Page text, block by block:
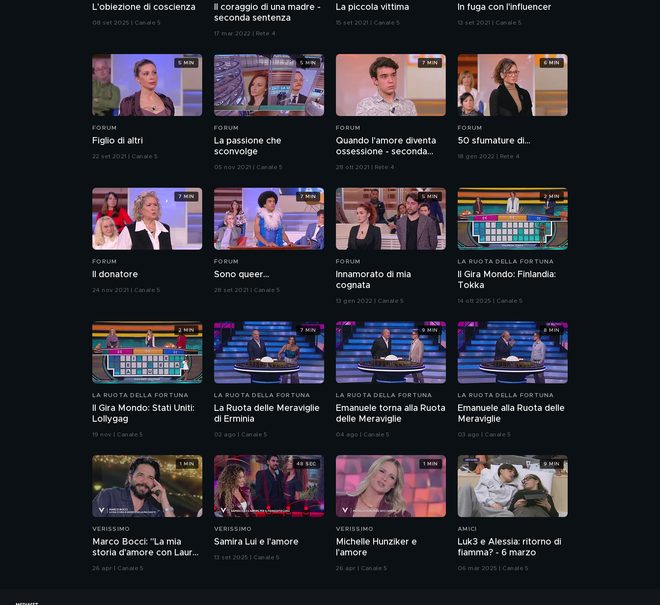
L'obiezione di coscienza
08 set 2025 | Canale 5
Il coraggio di una madre -
seconda sentenza
17 mar 2022 | Rete 4
La piccola vittima
15 set 2021 | Canale 5
In fuga con l'influencer
13 set 2021 | Canale 5
FORUM
Figlio di altri
22 set 2021 | Canale 5
5 MIN
FORUM
La passione che
sconvolge
05 nov 2021 | Canale 5
5 MIN
FORUM
Quando l'amore diventa
ossessione - seconda
sentenza
28 ott 2021 | Rete 4
7 MIN
FORUM
50 sfumature di...
18 gen 2022 | Rete 4
6 MIN
FORUM
Il donatore
24 nov 2021 | Canale 5
7 MIN
FORUM
Sono queer...
28 set 2021 | Canale 5
7 MIN
FORUM
Innamorato di mia
cognata
13 gen 2022 | Canale 5
5 MIN
LA RUOTA DELLA FORTUNA
Il Gira Mondo: Finlandia:
Tokka
14 ott 2025 | Canale 5
2 MIN
LA RUOTA DELLA FORTUNA
Il Gira Mondo: Stati Uniti:
Lollygag
19 nov | Canale 5
2 MIN
LA RUOTA DELLA FORTUNA
La Ruota delle Meraviglie
di Erminia
02 ago | Canale 5
7 MIN
LA RUOTA DELLA FORTUNA
Emanuele torna alla Ruota
delle Meraviglie
04 ago | Canale 5
9 MIN
LA RUOTA DELLA FORTUNA
Emanuele alla Ruota delle
Meraviglie
03 ago | Canale 5
8 MIN
VERISSIMO
Marco Bocci: "La mia
storia d'amore con Laura
Chiatti"
26 apr | Canale 5
1 MIN
VERISSIMO
Samira Lui e l'amore
13 set 2025 | Canale 5
48 SEC
VERISSIMO
Michelle Hunziker e
l'amore
26 apr | Canale 5
1 MIN
AMICI
Luk3 e Alessia: ritorno di
fiamma? - 6 marzo
06 mar 2025 | Canale 5
9 MIN